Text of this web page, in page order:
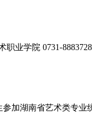
职业学院 0731-
加湖南省艺术类专业